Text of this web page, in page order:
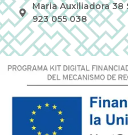
Maria Auxiliadora 38
923 055 038